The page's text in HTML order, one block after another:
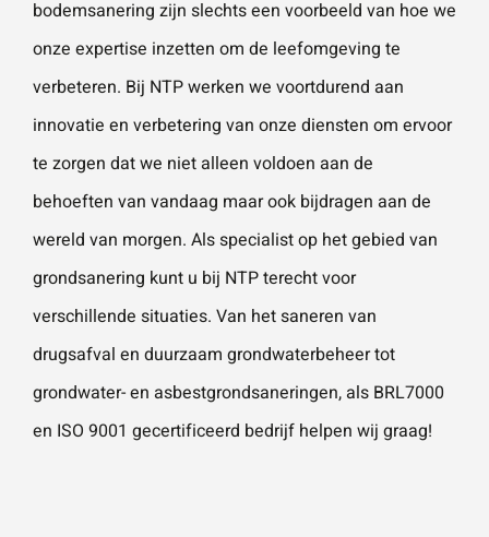
bodemsanering zijn slechts een voorbeeld van hoe we
onze expertise inzetten om de leefomgeving te
verbeteren. Bij NTP werken we voortdurend aan
innovatie en verbetering van onze diensten om ervoor
te zorgen dat we niet alleen voldoen aan de
behoeften van vandaag maar ook bijdragen aan de
wereld van morgen. Als specialist op het gebied van
grondsanering kunt u bij NTP terecht voor
verschillende situaties. Van hetsaneren van
drugsafval en duurzaam grondwaterbeheer tot
grondwater-en asbestgrondsaneringen, als BRL7000
en ISO 9001 gecertificeerd bedrijf helpen wij graag!